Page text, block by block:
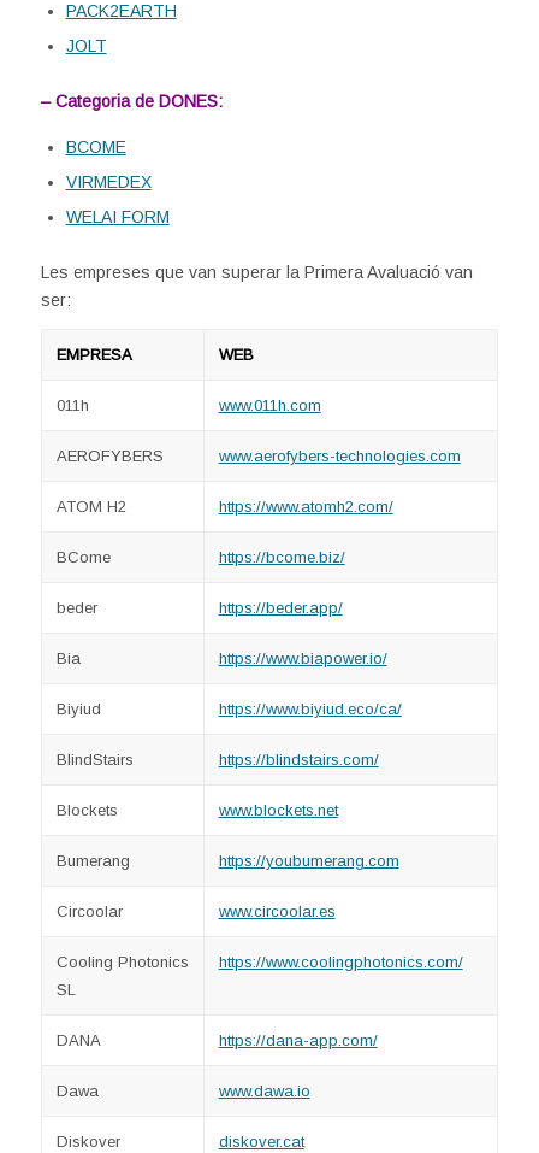
PACK2EARTH
JOLT
– Categoria de DONES:
BCOME
VIRMEDEX
WELAI FORM
Les empreses que van superar la Primera Avaluació van
ser:
EMPRESA WEB
011h www.011h.com
AEROFYBERS www.aerofybers-technologies.com
ATOM H2 https://www.atomh2.com/
BCome https://bcome.biz/
beder https://beder.app/
Bia https://www.biapower.io/
Biyiud https://www.biyiud.eco/ca/
BlindStairs https://blindstairs.com/
Blockets www.blockets.net
Bumerang https://youbumerang.com
Circoolar www.circoolar.es
Cooling Photonics
SL
https://www.coolingphotonics.com/
DANA https://dana-app.com/
Dawa www.dawa.io
Diskover diskover.cat